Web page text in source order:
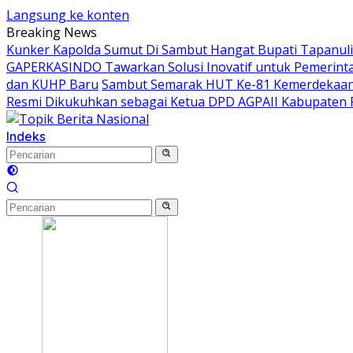
Langsung ke konten
Breaking News
Kunker Kapolda Sumut Di Sambut Hangat Bupati
GAPERKASINDO Tawarkan Solusi Inovatif untuk
dan KUHP Baru Sambut Semarak HUT Ke-81
Resmi Dikukuhkan sebagai Ketua DPD AGPAII Kabupaten
Indeks